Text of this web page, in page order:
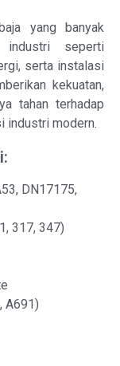
yang banyak
industri seperti
serta instalasi
kekuatan,
tahan terhadap
industri modern.
DN17175,
317, 347)
A691)